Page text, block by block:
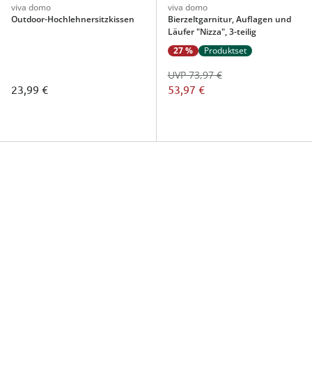
viva domo
Outdoor-Hochlehnersitzkissen
23,99 €
viva domo
Bierzeltgarnitur, Auflagen und
Läufer "Nizza", 3-teilig
27 %
Produktset
53,97 €
UVP 73,97 €